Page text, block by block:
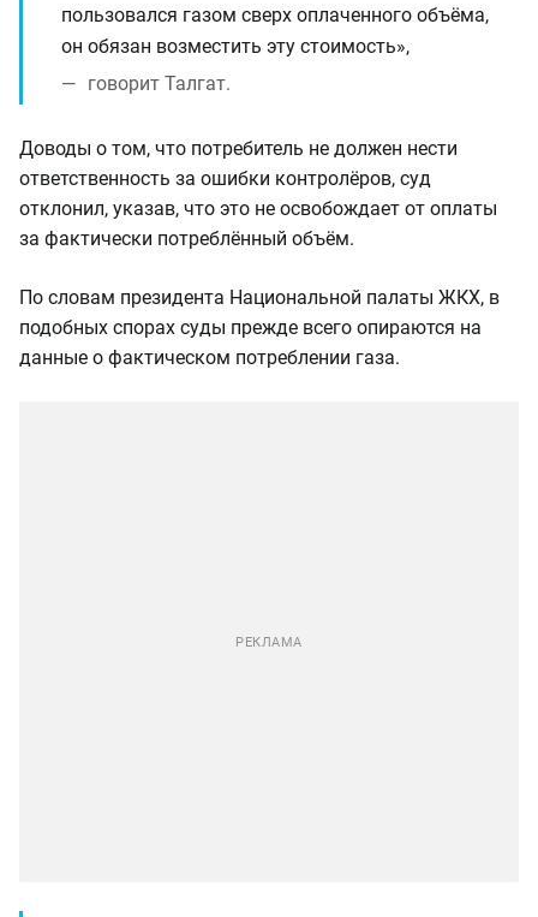
пользовался газом сверх оплаченного объёма,
он обязан возместить эту стоимость»,
говорит Талгат.
Доводы о том, что потребитель не должен нести
ответственность за ошибки контролёров, суд
отклонил, указав, что это не освобождает от оплаты
за фактически потреблённый объём.
По словам президента Национальной палаты ЖКХ, в
подобных спорах суды прежде всего опираются на
данные о фактическом потреблении газа.